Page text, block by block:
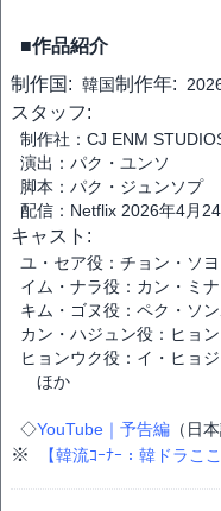
■作品紹介
制作国: 韓国制作年:
スタッフ:
制作社：CJ ENM
演出：パク・ユンソ
脚本：パク・ジュンソプ
配信：Netflix 2026年4月
キャスト:
ユ・セア役：チョン・ソ
イム・ナラ役：カン・ミナ
キム・ゴヌ役：ペク・ソ
カン・ハジュン役：ヒョ
ヒョンウク役：イ・ヒョジ
ほか
◇YouTube｜予告編 （日
※ 【韓流ｺｰﾅｰ：韓ドラこ